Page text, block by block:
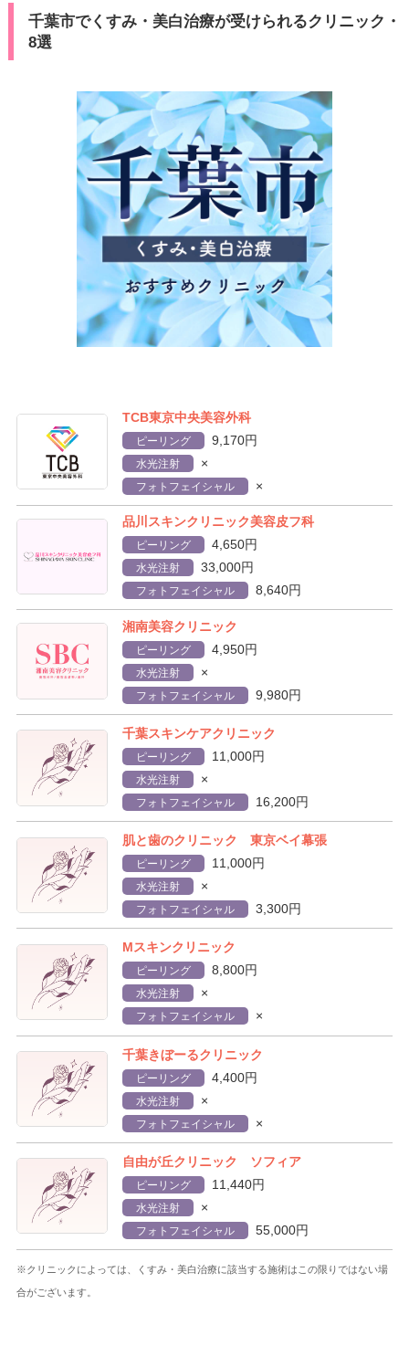
千葉市でくすみ・美白治療が受けられるクリニック・
8選
TCB東京中央美容外科
ピーリング 9,170円
水光注射 ×
フォトフェイシャル ×
品川スキンクリニック美容皮フ科
ピーリング 4,650円
水光注射 33,000円
フォトフェイシャル 8,640円
湘南美容クリニック
ピーリング 4,950円
水光注射 ×
フォトフェイシャル 9,980円
千葉スキンケアクリニック
ピーリング 11,000円
水光注射 ×
フォトフェイシャル 16,200円
肌と歯のクリニック 東京ベイ幕張
ピーリング 11,000円
水光注射 ×
フォトフェイシャル 3,300円
Mスキンクリニック
ピーリング 8,800円
水光注射 ×
フォトフェイシャル ×
千葉きぼーるクリニック
ピーリング 4,400円
水光注射 ×
フォトフェイシャル ×
自由が丘クリニック ソフィア
ピーリング 11,440円
水光注射 ×
フォトフェイシャル 55,000円
※クリニックによっては、くすみ・美白治療に該当する施術はこの限りではない場
合がございます。